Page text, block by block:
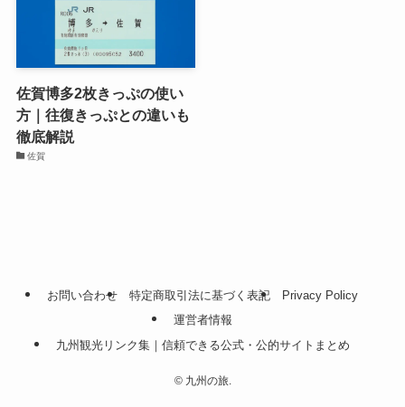
佐賀博多2枚きっぷの使い
方｜往復きっぷとの違いも
徹底解説
佐賀
お問い合わせ 特定商取引法に基づく表記
Privacy Policy
運営者情報
九州観光リンク集｜信頼できる公式・公的サイトまとめ
©九州の旅.